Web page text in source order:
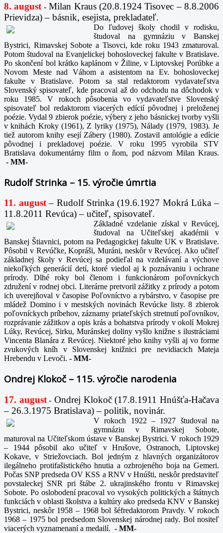
8. august -Milan Kraus (20.8.1924 Tisovec – 8.8.2006
Prievidza) – básnik, esejista, prekladateľ.
Do ľudovej školy chodil v rodisku,
študoval na gymnáziu v Banskej
Bystrici, Rimavskej Sobote a Tisovci, kde roku 1943 zmaturoval.
Potom študoval na Evanjelickej bohosloveckej fakulte v Bratislave.
Po skončení bol krátko kaplánom v Žiline, v Liptovskej Porúbke a
Novom Meste nad Váhom a asistentom na Ev. bohosloveckej
fakulte v Bratislave. Potom sa stal redaktorom vydavateľstva
Slovenský spisovateľ, kde pracoval až do odchodu na dôchodok v
roku 1985. V rokoch pôsobenia vo vydavateľstve Slovenský
spisovateľ bol redaktorom viacerých edícií pôvodnej i preloženej
poézie. Vydal 9 zbierok poézie, výbery z jeho básnickej tvorby vyšli
v knihách Kroky (1961), Z lyriky (1975), Nálady (1979, 1983). Je
tiež autorom knihy esejí Zábery (1980). Zostavil antológie a edície
pôvodnej i prekladovej poézie. V roku 1995 vyrobila STV
Bratislava dokumentárny film o ňom, pod názvom Milan Kraus.
- MM-
Rudolf Strinka – 15. výročie úmrtia
11. august – Rudolf Strinka (19.6.1927 Mokrá Lúka –
11.8.2011 Revúca) – učiteľ, spisovateľ.
Základné vzdelanie získal v Revúcej,
študoval na Učiteľskej akadémii v
Banskej Štiavnici, potom na Pedagogickej fakulte UK v Bratislave.
Pôsobil v Revúčke, Kopráši, Muráni, neskôr v Revúcej. Ako učiteľ
základnej školy v Revúcej sa podieľal na vzdelávaní a výchove
niekoľkých generácií detí, ktoré viedol aj k poznávaniu i ochrane
prírody. Dlhé roky bol členom i funkcionárom poľovníckych
združení v rodnej obci. Literárne pretvoril zážitky z prírody a potom
ich uverejňoval v časopise Poľovníctvo a rybárstvo, v časopise pre
mládež Domino i v mestských novinách Revúcke listy. 8 zbierok
poľovníckych príbehov, záznamy priateľských stretnutí poľovníkov,
rozprávanie zážitkov a opis krás a bohatstva prírody v okolí Mokrej
Lúky, Revúcej, Sirku, Muránskej doliny vyšlo knižne s ilustráciami
Vincenta Blanára z Revúcej. Niektoré jeho knihy vyšli aj vo forme
zvukových kníh v Slovenskej knižnici pre nevidiacich Mateja
Hrebendu v Levoči. - MM-
Ondrej Klokoč – 115. výročie narodenia
17. august- Ondrej Klokoč (17.8.1911 Hnúšťa-Hačava
– 26.3.1975 Bratislava) – politik, novinár.
V rokoch 1922 – 1927 študoval na
gymnáziu v Rimavskej Sobote,
maturoval na Učiteľskom ústave v Banskej Bystrici. V rokoch 1929
– 1944 pôsobil ako učiteľ v Hrušove, Ostranoch, Liptovskej
Kokave, v Striežovciach. Bol jedným z hlavných organizátorov
ilegálneho protifašistického hnutia a ozbrojeného boja na Gemeri.
Počas SNP predseda OV KSS a RNV v Hnúšti, neskôr predstaviteľ
povstaleckej SNR pri štábe 2. ukrajinského frontu v Rimavskej
Sobote. Po oslobodení pracoval vo vysokých politických a štátnych
funkciách v oblasti školstva a kultúry ako predseda KNV v Banskej
Bystrici, neskôr 1958 – 1968 bol šéfredaktorom Pravdy. V rokoch
1968 – 1975 bol predsedom Slovenskej národnej rady. Bol nositeľ
viacerých vyznamenaní a medailí. - MM-